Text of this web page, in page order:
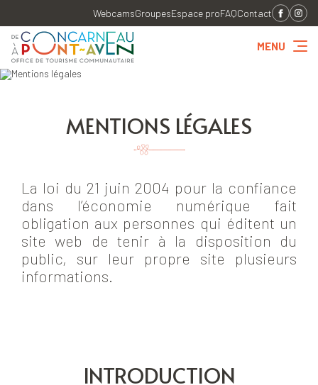
WebcamsGroupesEspace proFAQContact
MENU
MENTIONS LÉGALES
La loi du 21 juin 2004 pour la confiance
dans l’économie numérique fait
obligation aux personnes qui éditent un
site web de tenir à la disposition du
public, sur leur propre site plusieurs
informations.
INTRODUCTION